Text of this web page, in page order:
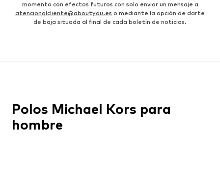
momento con efectos futuros con solo enviar un mensaje a
atencionalcliente@aboutyou.es o mediante la opción de darte
de baja situada al final de cada boletín de noticias.
Polos Michael Kors para
hombre